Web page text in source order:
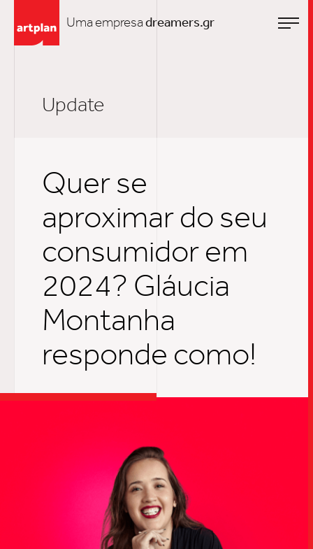
Uma empresadreamers.gr
Update
Quer se
aproximar do seu
consumidor em
2024? Gláucia
Montanha
responde como!